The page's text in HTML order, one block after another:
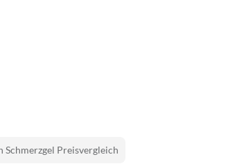
Schmerzgel Preisvergleich